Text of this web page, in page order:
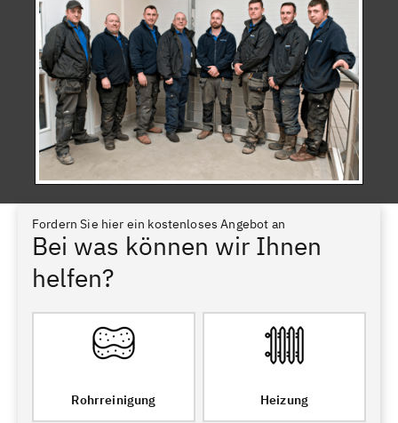
Fordern Sie hier ein kostenloses Angebot an
Bei was können wir Ihnen
helfen?
Rohrreinigung Heizung